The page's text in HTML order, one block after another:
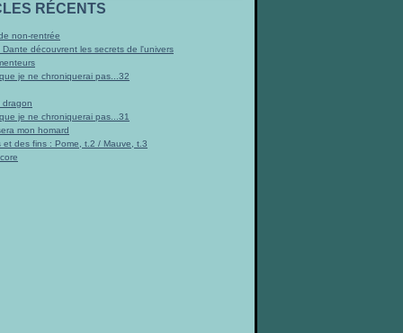
RÉCENTS
non-rentrée
Dante découvrent les secrets de l'univers
je ne chroniquerai pas...32
dragon
je ne chroniquerai pas...31
mon homard
et des fins : Pome, t.2 / Mauve, t.3